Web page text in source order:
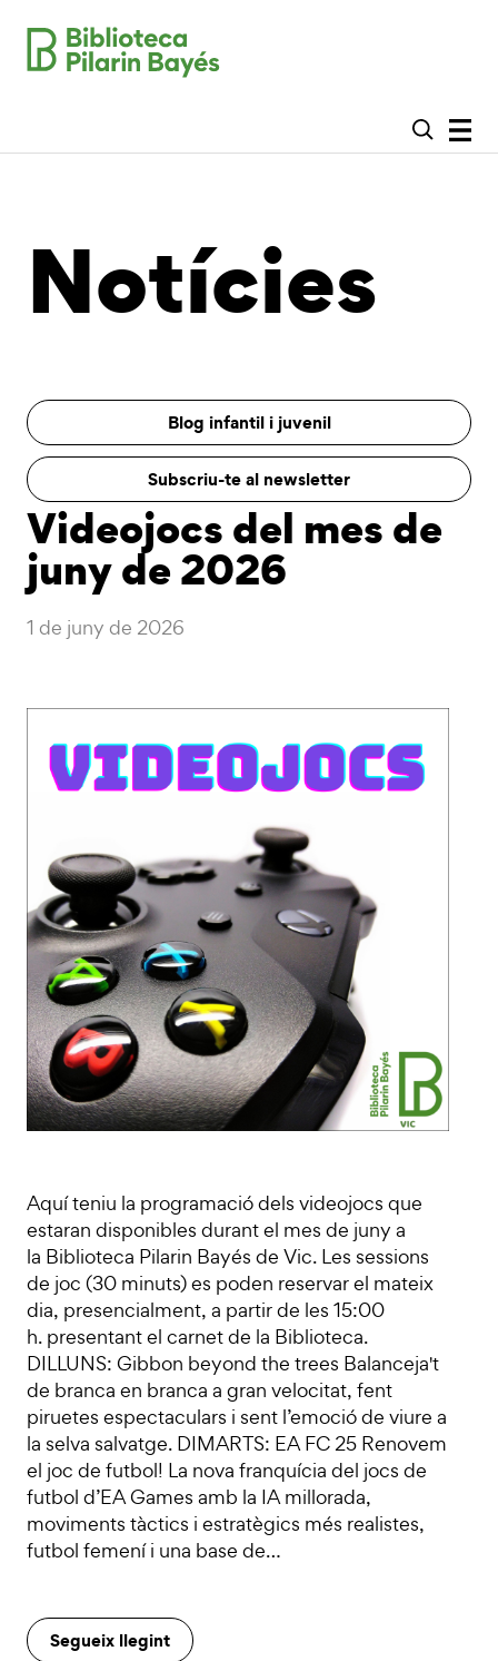
Notícies
Blog infantil i juvenil
Subscriu-te al newsletter
Videojocs del mes de
juny de 2026
1 de juny de 2026
Aquí teniu la programació dels videojocs que
estaran disponibles durant el mes de juny a
la Biblioteca Pilarin Bayés de Vic. Les sessions
de joc (30 minuts) es poden reservar el mateix
dia, presencialment, a partir de les 15:00
h. presentant el carnet de la Biblioteca.
DILLUNS: Gibbon beyond the trees Balanceja't
de branca en branca a gran velocitat, fent
piruetes espectaculars i sent l’emoció de viure a
la selva salvatge. DIMARTS: EA FC 25 Renovem
el joc de futbol! La nova franquícia del jocs de
futbol d’EA Games amb la IA millorada,
moviments tàctics i estratègics més realistes,
futbol femení i una base de…
Segueix llegint